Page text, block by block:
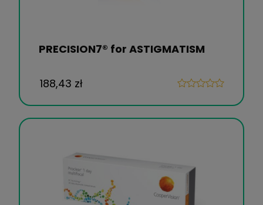
PRECISION7® for ASTIGMATISM
188,43 zł